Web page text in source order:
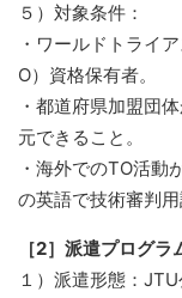
５）対象条件：
・ワールドトライ
O）資格保有者。
・都道府県加盟団
元できること。
・海外でのTO活動
の英語で技術審判
［2］派遣プログラ
１）派遣形態：